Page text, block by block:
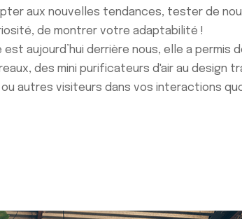
aux nouvelles tendances, tester de
de montrer votre adaptabilité !
est aujourd’hui derrière nous, elle a permis
des mini purificateurs d'air au design
autres visiteurs dans vos interactions